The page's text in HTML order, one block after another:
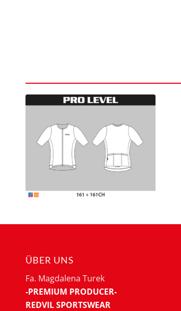
ÜBER UNS
Fa. Magdalena Turek
-PREMIUM PRODUCER-
REDVIL SPORTSWEAR